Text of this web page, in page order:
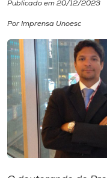
Diplomados
Cultura
CPA
Biblioteca
Editora
Publicado em 20/12/2023
Por Imprensa Unoesc